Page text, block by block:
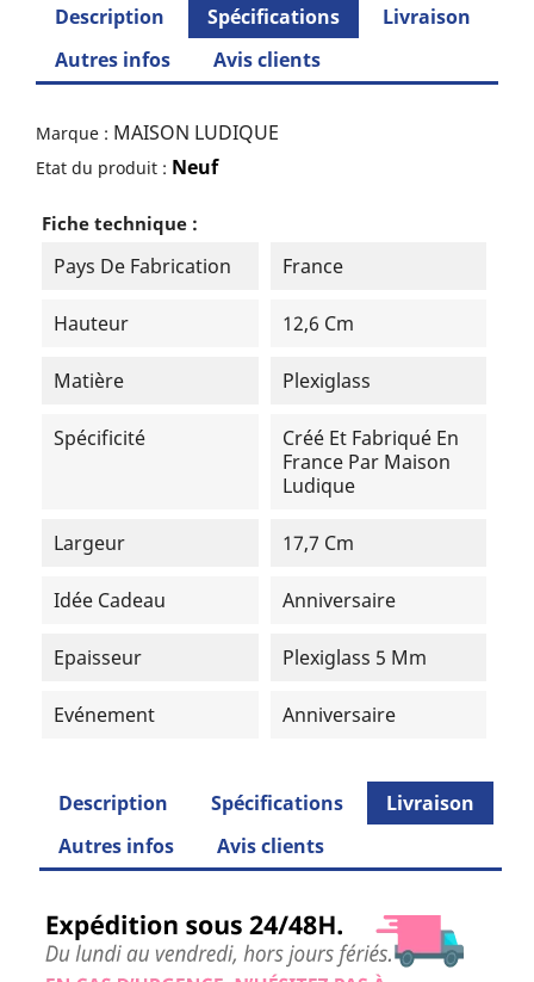
Description Spécifications
Livraison
Autres infos
Avis clients
Marque : MAISON LUDIQUE
Etat du produit : Neuf
Fiche technique :
Pays De Fabrication France
Hauteur 12,6 Cm
Matière Plexiglass
Spécificité
Créé Et Fabriqué En
France Par Maison
Ludique
Largeur 17,7 Cm
Idée Cadeau Anniversaire
Epaisseur Plexiglass 5 Mm
Evénement Anniversaire
Description Spécifications
Livraison
Autres infos
Avis clients